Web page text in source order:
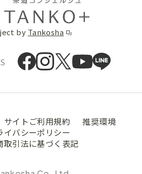
by Tankosha
サイトご利用規約
推奨環境
イバシーポリシー
取引法に基づく表記